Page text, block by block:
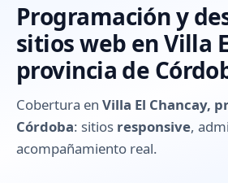
Programación y
sitios web en Villa
provincia de
Cobertura en Villa El Chancay,
Córdoba: sitios responsive,
acompañamiento real.